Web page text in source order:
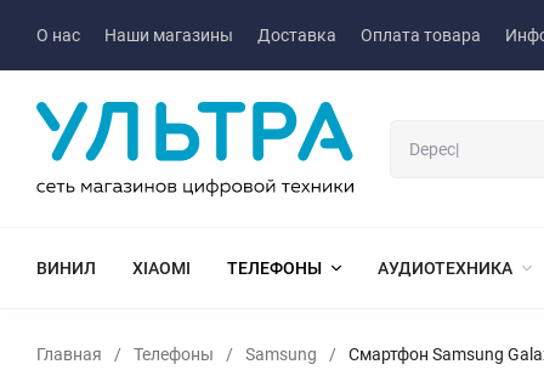
О нас Наши магазины Доставка Оплата товара
ВИНИЛ XIAOMI ТЕЛЕФОНЫ АУДИОТЕХНИКА
Главная / Телефоны / Samsung / Смартфон Samsung